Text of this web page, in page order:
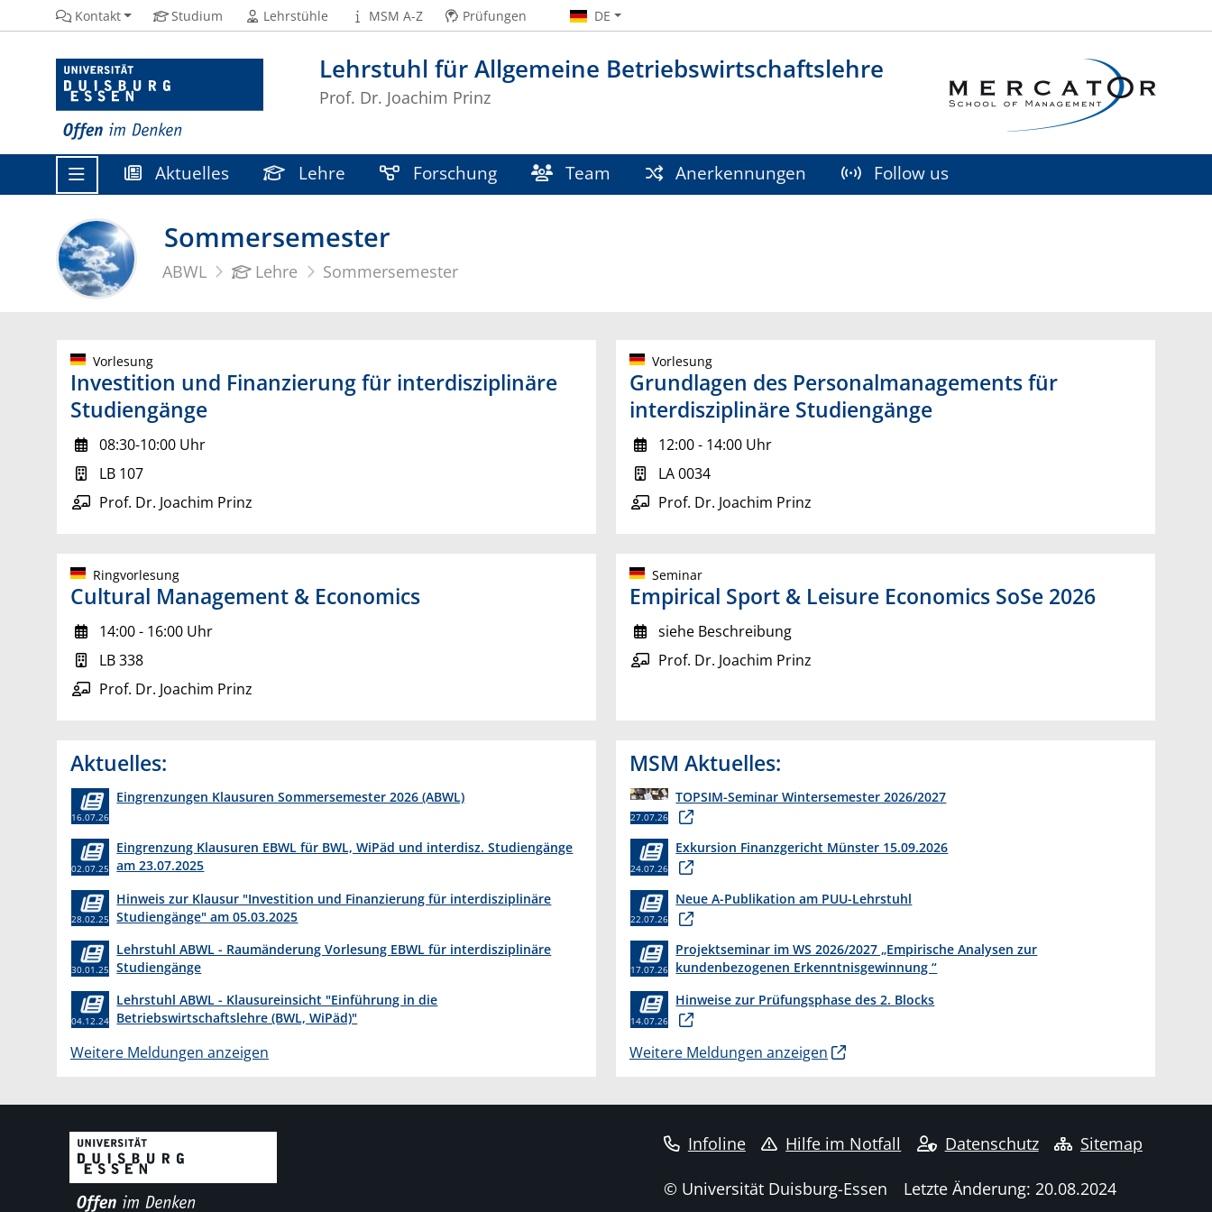
Lehrstuhl für Allgemeine Betriebswirtschaftslehre
Prof. Dr. Joachim Prinz
Kontakt Studium Lehrstühle MSM A-Z Prüfungen DE
Aktuelles Lehre Forschung Team Anerkennungen Follow us
Sommersemester
ABWL Lehre Sommersemester
Vorlesung
Investition und Finanzierung für interdisziplinäre
Studiengänge
08:30-10:00 Uhr
LB 107
Prof. Dr. Joachim Prinz
Vorlesung
Grundlagen des Personalmanagements für
interdisziplinäre Studiengänge
12:00 - 14:00 Uhr
LA 0034
Prof. Dr. Joachim Prinz
Ringvorlesung
Cultural Management & Economics
14:00 - 16:00 Uhr
LB 338
Prof. Dr. Joachim Prinz
Seminar
Empirical Sport & Leisure Economics SoSe 2026
siehe Beschreibung
Prof. Dr. Joachim Prinz
Aktuelles:
Eingrenzungen Klausuren Sommersemester 2026 (ABWL)
16.07.26
Eingrenzung Klausuren EBWL für BWL, WiPäd und interdisz. Studiengänge
am 23.07.2025
02.07.25
Hinweis zur Klausur "Investition und Finanzierung für interdisziplinäre
Studiengänge" am 05.03.2025
28.02.25
Lehrstuhl ABWL - Raumänderung Vorlesung EBWL für interdisziplinäre
Studiengänge
30.01.25
Lehrstuhl ABWL - Klausureinsicht "Einführung in die
Betriebswirtschaftslehre (BWL, WiPäd)"
04.12.24
Weitere Meldungen anzeigen
MSM Aktuelles:
TOPSIM-Seminar Wintersemester 2026/2027
27.07.26
Exkursion Finanzgericht Münster 15.09.2026
24.07.26
Neue A-Publikation am PUU-Lehrstuhl
22.07.26
Projektseminar im WS 2026/2027 „Empirische Analysen zur
kundenbezogenen Erkenntnisgewinnung “
17.07.26
Hinweise zur Prüfungsphase des 2. Blocks
14.07.26
Weitere Meldungen anzeigen
Infoline Hilfe im Notfall Datenschutz Sitemap
© Universität Duisburg-Essen Letzte Änderung: 20.08.2024